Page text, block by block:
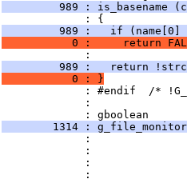
989 : is_basename
: {
989 :   if (name[0]
0 :     return
:
989 :   return
           0 : }
: #endif  /*
:
: gboolean
1314 :
:
:
:
: